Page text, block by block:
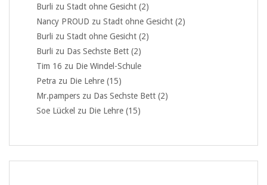
Burli zu Stadt ohne Gesicht (2)
Nancy PROUD zu Stadt ohne Gesicht (2)
Burli zu Stadt ohne Gesicht (2)
Burli zu Das Sechste Bett (2)
Tim 16 zu Die Windel-Schule
Petra zu Die Lehre (15)
Mr.pampers zu Das Sechste Bett (2)
Soe Lückel zu Die Lehre (15)